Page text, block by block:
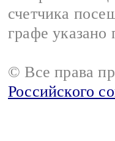
счетчика
графе указано
© Все права
Российского